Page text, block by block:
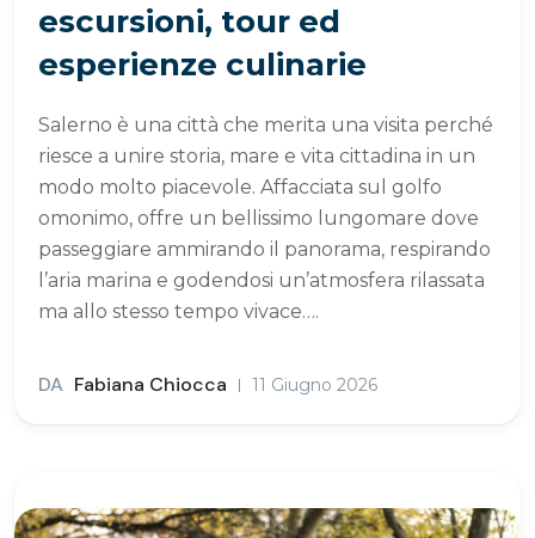
escursioni, tour ed
esperienze culinarie
Salerno è una città che merita una visita perché
riesce a unire storia, mare e vita cittadina in un
modo molto piacevole. Affacciata sul golfo
omonimo, offre un bellissimo lungomare dove
passeggiare ammirando il panorama, respirando
l’aria marina e godendosi un’atmosfera rilassata
ma allo stesso tempo vivace….
DA Fabiana Chiocca 11 Giugno 2026